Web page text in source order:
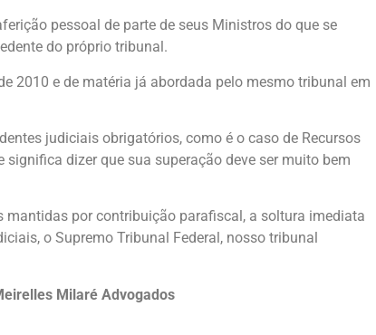
pessoal de parte de seus Ministros do que se
do próprio tribunal.
2010 e de matéria já abordada pelo mesmo tribunal em
judiciais obrigatórios, como é o caso de Recursos
dizer que sua superação deve ser muito bem
mantidas por contribuição parafiscal, a soltura imediata
o Supremo Tribunal Federal, nosso tribunal
Milaré Advogados